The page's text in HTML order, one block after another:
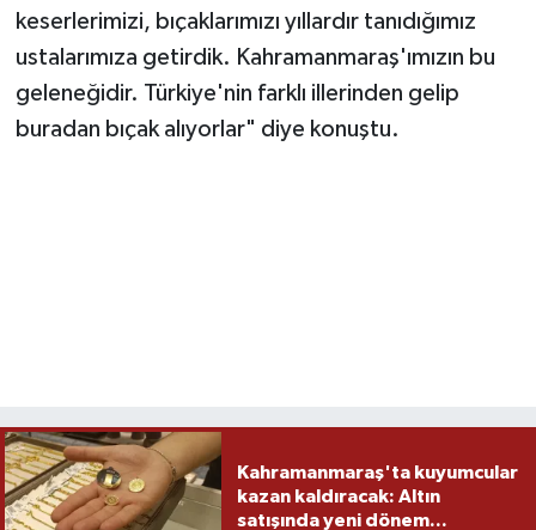
keserlerimizi, bıçaklarımızı yıllardır tanıdığımız
ustalarımıza getirdik. Kahramanmaraş'ımızın bu
geleneğidir. Türkiye'nin farklı illerinden gelip
buradan bıçak alıyorlar" diye konuştu.
Kahramanmaraş'ta kuyumcular
kazan kaldıracak: Altın
satışında yeni dönem...